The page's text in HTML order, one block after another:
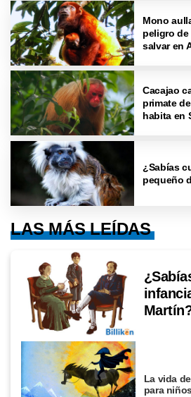
Mono
peligro
salvar en
Cacajao
primate
habita en
¿Sabías
pequeño
LAS MÁS LEÍDAS
La vida
para niños